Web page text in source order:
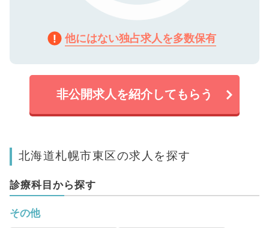
他にはない独占求人を多数保有
非公開求人を紹介してもらう
北海道札幌市東区の求人を探す
診療科目から探す
その他